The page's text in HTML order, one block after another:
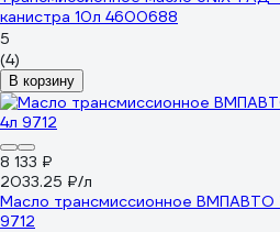
канистра 10л 4600688
5
(4)
В корзину
8 133 ₽
2033.25 ₽/л
Масло трансмиссионное ВМПАВТО
9712